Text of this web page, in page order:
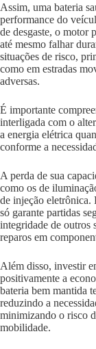
Assim, uma bateria
performance do
de desgaste, o motor
até mesmo falhar
situações de risco,
como em estradas
adversas.
É importante
interligada com o
a energia elétrica
conforme a
A perda de sua
como os de
de injeção eletrônica.
só garante partidas
integridade de outros
reparos em
Além disso, investir
positivamente a
bateria bem mantida
reduzindo a
minimizando o risco
mobilidade.